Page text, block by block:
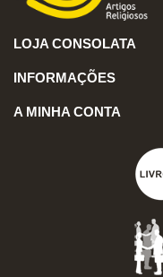
LOJA CONSOLATA
INFORMAÇÕES
A MINHA CONTA